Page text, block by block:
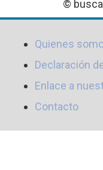
©
Quienes
Declaración
Enlace a
Contacto